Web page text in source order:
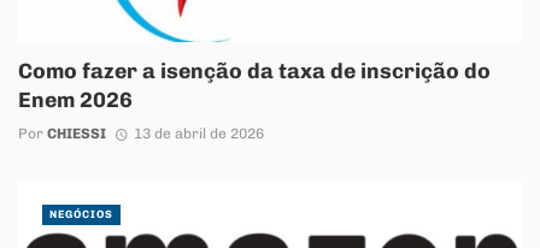
Como fazer a isenção da taxa de inscrição do
Enem 2026
Por CHIESSI 13 de abril de 2026
NEGÓCIOS